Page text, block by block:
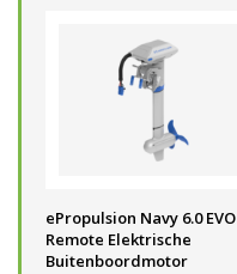
ePropulsion Navy 6.0 EVO
Remote Elektrische
Buitenboordmotor
(8345Wh - 48V)
NIET OP VOORRAAD